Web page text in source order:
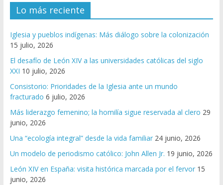
Lo más reciente
Iglesia y pueblos indígenas: Más diálogo sobre la colonización
15 julio, 2026
El desafío de León XIV a las universidades católicas del siglo
XXI 10 julio, 2026
Consistorio: Prioridades de la Iglesia ante un mundo
fracturado 6 julio, 2026
Más liderazgo femenino; la homilía sigue reservada al clero 29
junio, 2026
Una “ecología integral” desde la vida familiar 24 junio, 2026
Un modelo de periodismo católico: John Allen Jr. 19 junio, 2026
León XIV en España: visita histórica marcada por el fervor 15
junio, 2026